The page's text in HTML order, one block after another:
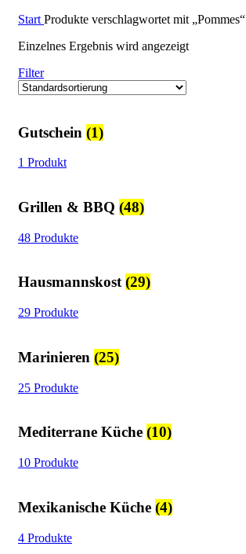
Start Produkte verschlagwortet mit „Pommes“
Einzelnes Ergebnis wird angezeigt
Filter
Gutschein (1)
1 Produkt
Grillen & BBQ (48)
48 Produkte
Hausmannskost(29)
29 Produkte
Marinieren (25)
25 Produkte
Mediterrane Küche (10)
10 Produkte
Mexikanische Küche (4)
4 Produkte